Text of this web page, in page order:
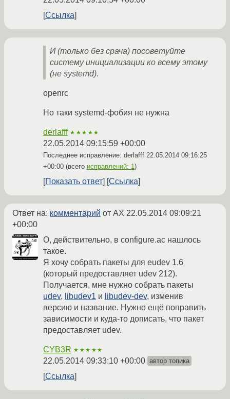
Ссылка
И (только без срача) посоветуйте
систему инициализации ко всему этому
(не systemd).
openrc
Но таки systemd-фобия не нужна
derlafff ★★★★★
22.05.2014 09:15:59 +00:00
Последнее исправление: derlafff 22.05.2014 09:16:25
+00:00 (всего исправлений: 1)
Показать ответ Ссылка
Ответ на: комментарий от AX 22.05.2014 09:09:21
+00:00
О, действительно, в configure.ac нашлось
такое.
Я хочу собрать пакеты для eudev 1.6
(который предоставляет udev 212).
Получается, мне нужно собрать пакеты
udev, libudev1 и libudev-dev, изменив
версию и название. Нужно ещё поправить
зависимости и куда-то дописать, что пакет
предоставляет udev.
CYB3R ★★★★★
22.05.2014 09:33:10 +00:00 автор топика
Ссылка